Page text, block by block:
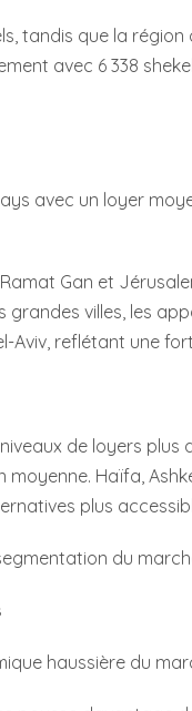
tandis que la région
avec 6 338
avec un loyer
Gan et
grandes villes, les
Aviv, reflétant une
de loyers
moyenne. Haïfa,
plus
du
haussière du